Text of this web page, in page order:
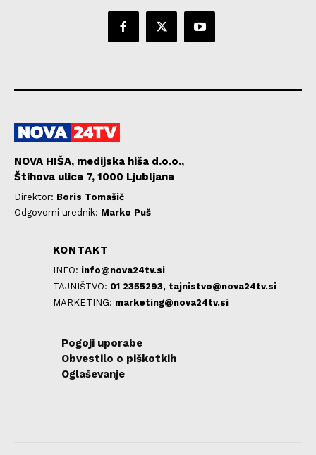
NOVA HIŠA, medijska hiša d.o.o.,
Štihova ulica 7, 1000 Ljubljana
Direktor: Boris Tomašič
Odgovorni urednik: Marko Puš
KONTAKT
INFO: info@nova24tv.si
TAJNIŠTVO: 01 2355293, tajnistvo@nova24tv.si
MARKETING: marketing@nova24tv.si
Pogoji uporabe
Obvestilo o piškotkih
Oglaševanje